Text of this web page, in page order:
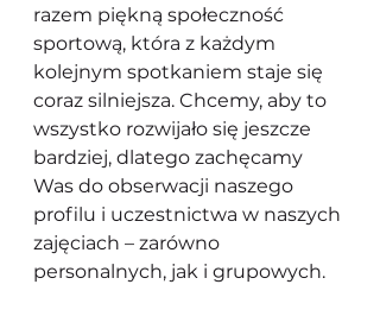
razem piękną społeczność
sportową, która z każdym
kolejnym spotkaniem staje się
coraz silniejsza. Chcemy, aby to
wszystko rozwijało się jeszcze
bardziej, dlatego zachęcamy
Was do obserwacji naszego
profilu i uczestnictwa w naszych
zajęciach – zarówno
personalnych, jak i grupowych.